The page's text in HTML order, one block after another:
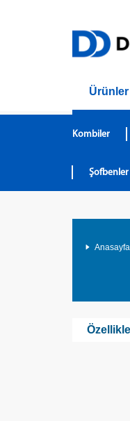
Ürünler
Kombiler
Şofbenler
Anasayfa